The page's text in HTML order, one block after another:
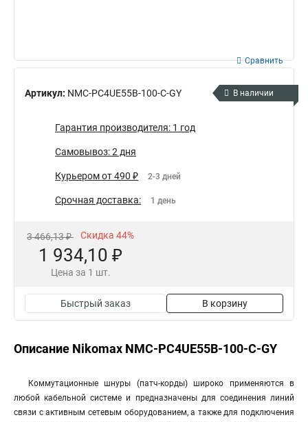
Артикул: NMC-PC4UE55B-100-C-GY
Сравнить
В наличии
Гарантия производителя: 1 год
Самовывоз: 2 дня
Курьером от 490 ₽ 2-3 дней
Срочная доставка: 1 день
3 466,13 ₽ Скидка 44%
1 934,10 ₽
Цена за 1 шт.
Быстрый заказ В корзину
Описание Nikomax NMC-PC4UE55B-100-C-GY
Коммутационные шнуры (патч-корды) широко применяются в
любой кабельной системе и предназначены для соединения линий
связи с активным сетевым оборудованием, а также для подключения